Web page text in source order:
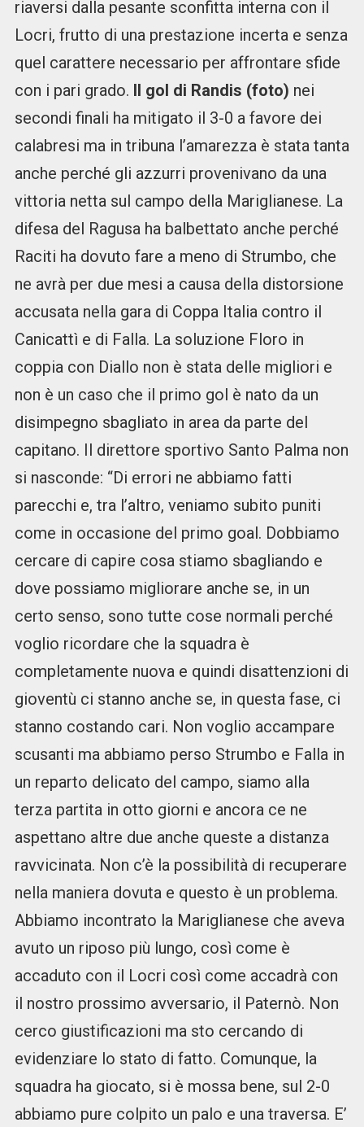
riaversi dalla pesante sconfitta interna con il
Locri, frutto di una prestazione incerta e senza
quel carattere necessario per affrontare sfide
con i pari grado. Il gol di Randis (foto) nei
secondi finali ha mitigato il 3-0 a favore dei
calabresi ma in tribuna l’amarezza è stata tanta
anche perché gli azzurri provenivano da una
vittoria netta sul campo della Mariglianese. La
difesa del Ragusa ha balbettato anche perché
Raciti ha dovuto fare a meno di Strumbo, che
ne avrà per due mesi a causa della distorsione
accusata nella gara di Coppa Italia contro il
Canicattì e di Falla. La soluzione Floro in
coppia con Diallo non è stata delle migliori e
non è un caso che il primo gol è nato da un
disimpegno sbagliato in area da parte del
capitano. Il direttore sportivo Santo Palma non
si nasconde: “Di errori ne abbiamo fatti
parecchi e, tra l’altro, veniamo subito puniti
come in occasione del primo goal. Dobbiamo
cercare di capire cosa stiamo sbagliando e
dove possiamo migliorare anche se, in un
certo senso, sono tutte cose normali perché
voglio ricordare che la squadra è
completamente nuova e quindi disattenzioni di
gioventù ci stanno anche se, in questa fase, ci
stanno costando cari. Non voglio accampare
scusanti ma abbiamo perso Strumbo e Falla in
un reparto delicato del campo, siamo alla
terza partita in otto giorni e ancora ce ne
aspettano altre due anche queste a distanza
ravvicinata. Non c’è la possibilità di recuperare
nella maniera dovuta e questo è un problema.
Abbiamo incontrato la Mariglianese che aveva
avuto un riposo più lungo, così come è
accaduto con il Locri così come accadrà con
il nostro prossimo avversario, il Paternò. Non
cerco giustificazioni ma sto cercando di
evidenziare lo stato di fatto. Comunque, la
squadra ha giocato, si è mossa bene, sul 2-0
abbiamo pure colpito un palo e una traversa. E’